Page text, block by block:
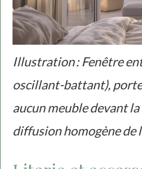
Illustration : Fenêtre
oscillant-battant),
aucun meuble devant
diffusion homogène de